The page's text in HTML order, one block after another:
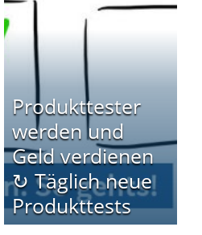
Produkttester
werden und
Geld verdienen
↻ Täglich neue
Produkttests